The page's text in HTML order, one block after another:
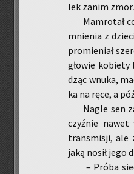
lek zanim
Mam­ro­tał
mnie­nia z
pro­mie­niał
gło­wie ko­bie­ty
dząc wnuka,
ka na ręce, a
Nagle sen
czyź­nie nawet
trans­mi­sji, ale
jaką nosił jego
– Próba